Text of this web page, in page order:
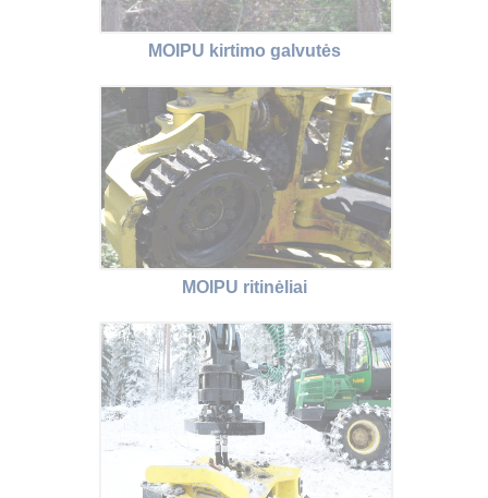
MOIPU kirtimo galvutės
MOIPU ritinėliai